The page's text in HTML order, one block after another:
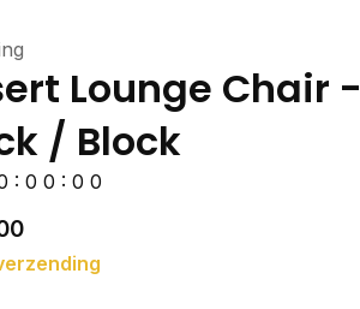
Lounge Chair -
/ Block
: 0 0 : 0 0